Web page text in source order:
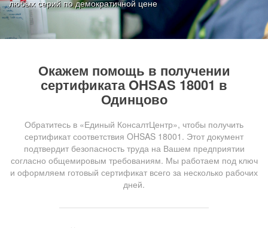
любых серий по демократичной цене
Окажем помощь в получении
сертификата OHSAS 18001 в
Одинцово
Обратитесь в «Единый КонсалтЦентр», чтобы получить
сертификат соответствия OHSAS 18001. Этот документ
подтвердит безопасность труда на Вашем предприятии
согласно общемировым требованиям. Мы работаем под ключ
и оформляем готовый сертификат всего за несколько рабочих
дней.